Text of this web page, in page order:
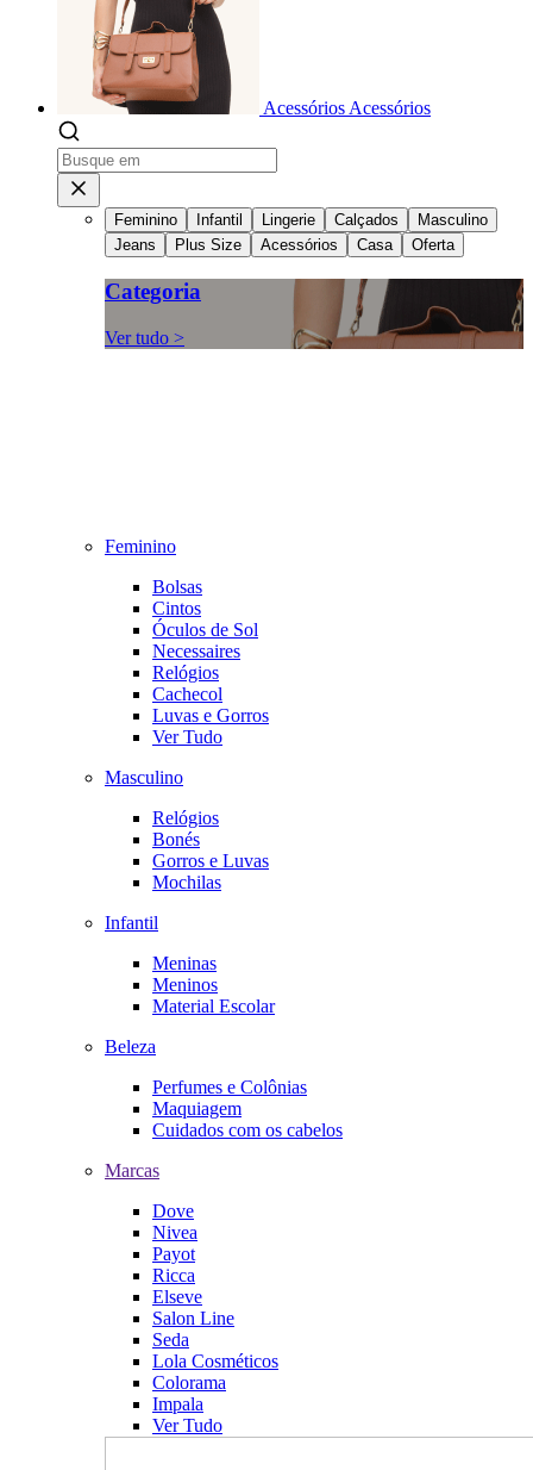
Acessórios Acessórios
Feminino Infantil Lingerie Calçados
Masculino
Jeans
Plus Size Acessórios Casa Oferta
Categoria
Ver tudo >
Feminino
Bolsas
Cintos
Óculos de Sol
Necessaires
Relógios
Cachecol
Luvas e Gorros
Ver Tudo
Masculino
Relógios
Bonés
Gorros e Luvas
Mochilas
Infantil
Meninas
Meninos
Material Escolar
Beleza
Perfumes e Colônias
Maquiagem
Cuidados com os cabelos
Marcas
Dove
Nivea
Payot
Ricca
Elseve
Salon Line
Seda
Lola Cosméticos
Colorama
Impala
Ver Tudo